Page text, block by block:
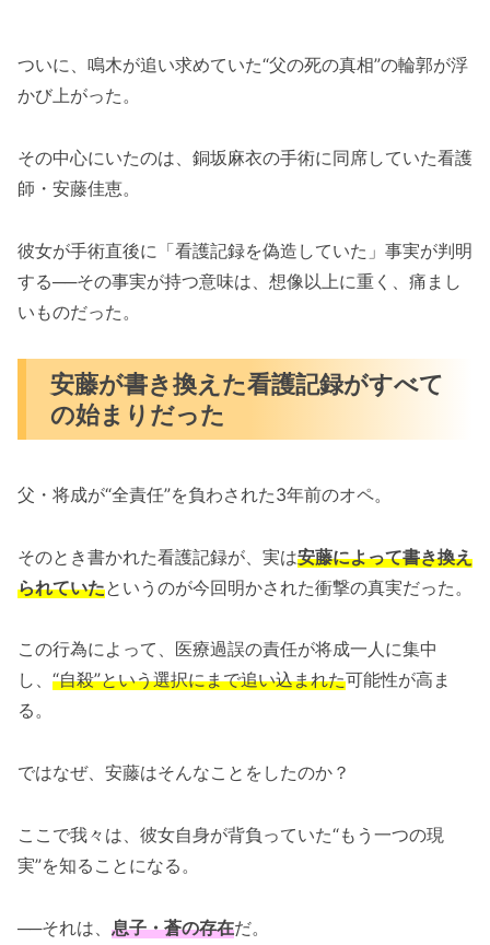
ついに、鳴木が追い求めていた“父の死の真相”の輪郭が浮
かび上がった。
その中心にいたのは、銅坂麻衣の手術に同席していた看護
師・安藤佳恵。
彼女が手術直後に「看護記録を偽造していた」事実が判明
する──その事実が持つ意味は、想像以上に重く、痛まし
いものだった。
安藤が書き換えた看護記録がすべて
の始まりだった
父・将成が“全責任”を負わされた3年前のオペ。
そのとき書かれた看護記録が、実は安藤によって書き換え
られていたというのが今回明かされた衝撃の真実だった。
この行為によって、医療過誤の責任が将成一人に集中
し、 “自殺”という選択にまで追い込まれた可能性が高ま
る。
ではなぜ、安藤はそんなことをしたのか？
ここで我々は、彼女自身が背負っていた“もう一つの現
実”を知ることになる。
──それは、 息子・蒼の存在だ。